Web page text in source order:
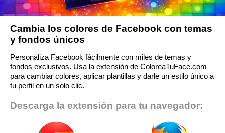
Cambia los colores de Facebook con temas
y fondos únicos
Personaliza Facebook fácilmente con miles de temas y
fondos exclusivos. Usa la extensión de ColoreaTuFace.com
para cambiar colores, aplicar plantillas y darle un estilo único a
tu perfil en un solo clic.
Descarga la extensión para tu navegador: